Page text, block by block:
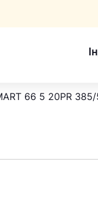
66 5 20PR